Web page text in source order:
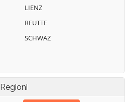
Vals
Volders
LIENZ
REUTTE
SCHWAZ
Regioni